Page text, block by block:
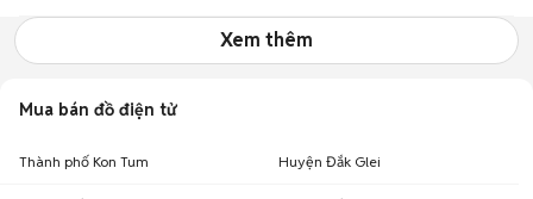
Xem thêm
Mua bán đồ điện tử
Thành phố Kon Tum Huyện Đắk Glei